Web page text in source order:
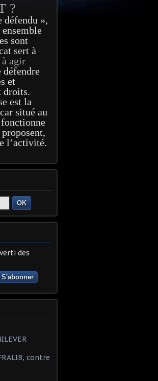
?
défendu »,
sont
sert à
à agir
défendre
et
droits.
est la
situé au
l’activité.
OK
des
contre